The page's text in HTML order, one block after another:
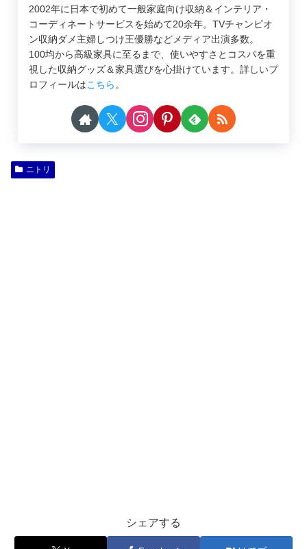
2002年に日本で初めて一般家庭向け収納＆インテリア・
コーディネートサービスを始めて20余年。TVチャンピオ
ン収納ダメ主婦しつけ王優勝などメディア出演多数。
100均から高級家具に至るまで、使いやすさとコスパを重
視した収納グッズ＆家具選びを心掛けています。詳しいプ
ロフィールはこちら 。
ニトリ
シェアする